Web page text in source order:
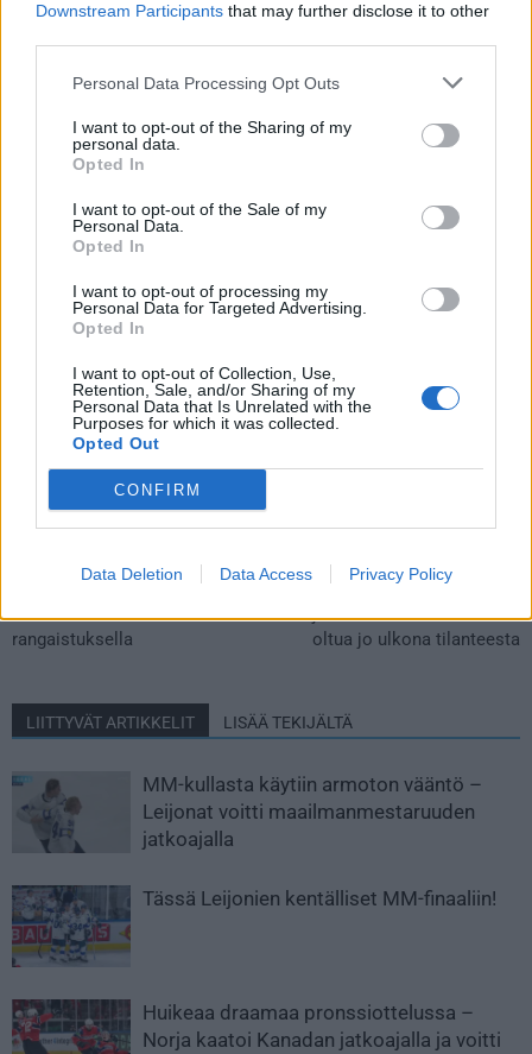
Downstream Participants that may further disclose it to other
Personal Data Processing Opt Outs
I want to opt-out of the Sharing of my
personal data.
Opted In
I want to opt-out of the Sale of my
Personal Data.
Opted In
I want to opt-out of processing my
Personal Data for Targeted Advertising.
Opted In
I want to opt-out of Collection, Use,
Retention, Sale, and/or Sharing of my
Personal Data that Is Unrelated with the
Purposes for which it was collected.
Opted Out
CONFIRM
Data Deletion Data Access Privacy Policy
https://twitter.com/IIHFHockey/status/16570496372479262
Leijonille tulee paikka hakea avausvoittoa heti huomenna
lauantaina, kunSuomi kohtaa Saksan
Edellinen artikkeli
Atte Ohtamaa tarjoili jäätävän
taklauksen avojäällä – selvisi
tilanteesta kahden minuutin
rangaistuksella
Seuraava artikkeli
Älytön torjunta! Slovakian
puolustaja venyi huimaan
torjuntaan oman maalivahdin
oltua jo ulkona tilanteesta
LIITTYVÄT ARTIKKELIT LISÄÄ TEKIJÄLTÄ
MM-kullasta käytiin armoton vääntö –
Leijonat voitti maailmanmestaruuden
jatkoajalla
Tässä Leijonien kentälliset MM-finaaliin!
Huikeaa draamaa pronssiottelussa –
Norja kaatoi Kanadan jatkoajalla ja voitti